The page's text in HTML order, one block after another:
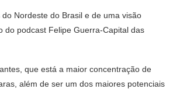
Nordeste do Brasil e de uma visão
do podcast Felipe Guerra-Capital das
que está a maior concentração de
além de ser um dos maiores potenciais